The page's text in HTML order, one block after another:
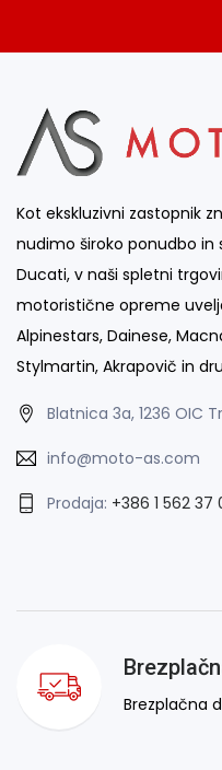
Kot ekskluzivni zastopnik
nudimo široko ponudbo in
Ducati, v naši spletni
motoristične opreme
Alpinestars, Dainese,
Stylmartin, Akrapovič in
Blatnica 3a, 1236 OIC
info@moto-as.com
Prodaja: +386 1 562 37
Brezplačna